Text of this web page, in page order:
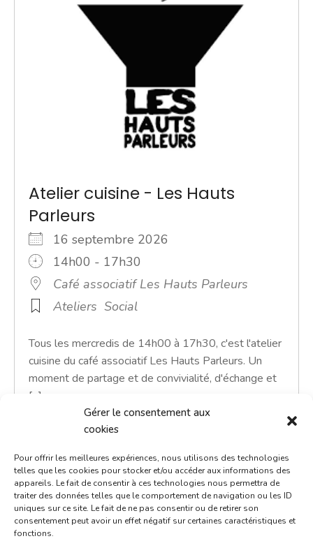
Gérer le consentement aux
cookies
Pour offrir les meilleures expériences, nous utilisons des technologies
telles que les cookies pour stocker et/ou accéder aux informations des
appareils. Le fait de consentir à ces technologies nous permettra de
traiter des données telles que le comportement de navigation ou les ID
uniques sur ce site. Le fait de ne pas consentir ou de retirer son
consentement peut avoir un effet négatif sur certaines caractéristiques et
fonctions.
Atelier cuisine - Les Hauts
Parleurs
16 septembre 2026
14h00 - 17h30
Café associatif Les Hauts Parleurs
Ateliers Social
Tous les mercredis de 14h00 à 17h30, c'est l'atelier
cuisine du café associatif Les Hauts Parleurs. Un
moment de partage et de convivialité, d'échange et
[...]
En savoir plus